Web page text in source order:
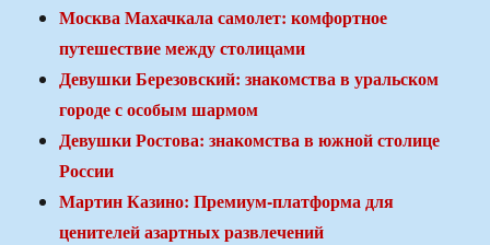
Москва Махачкала самолет: комфортное
путешествие между столицами
Девушки Березовский: знакомства в уральском
городе с особым шармом
Девушки Ростова: знакомства в южной столице
России
Мартин Казино: Премиум-платформа для
ценителей азартных развлечений